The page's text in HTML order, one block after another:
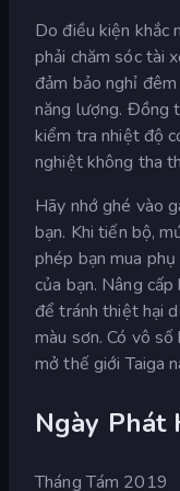
Do điều kiện khắc
phải chăm sóc tài
đảm bảo nghỉ
năng lượng. Đồng
kiểm tra nhiệt độ
nghiệt không tha
Hãy nhớ ghé vào
bạn. Khi tiến bộ,
phép bạn mua
của bạn. Nâng
để tránh thiệt hại
màu sơn. Có vô
mở thế giới Taiga
Ngày Phát
Tháng Tám 2019